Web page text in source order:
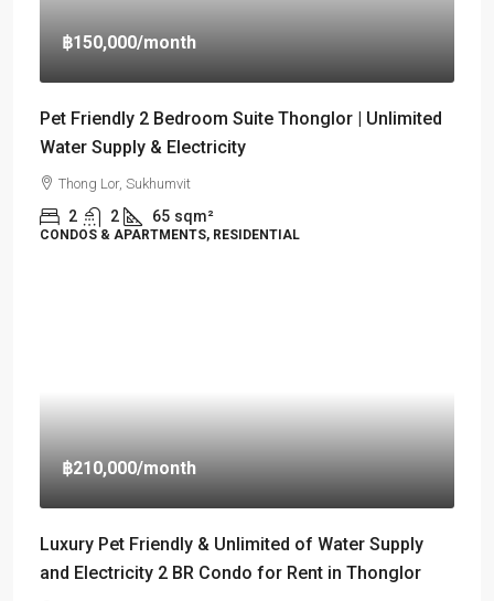
฿150,000/month
Pet Friendly 2 Bedroom Suite Thonglor | Unlimited
Water Supply & Electricity
Thong Lor, Sukhumvit
2 2 65 sqm²
CONDOS & APARTMENTS, RESIDENTIAL
฿210,000/month
Luxury Pet Friendly & Unlimited of Water Supply
and Electricity 2 BR Condo for Rent in Thonglor